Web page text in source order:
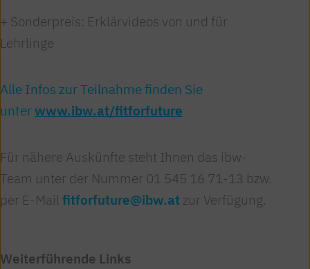
+ Sonderpreis: Erklärvideos von und für
Lehrlinge
Alle Infos zur Teilnahme finden Sie
unterwww.ibw.at/fitforfuture
Für nähere Auskünfte steht Ihnen das ibw-
Team unter der Nummer 01 545 16 71-13 bzw.
per E-Mail fitforfuture@ibw.at zur Verfügung.
Weiterführende Links